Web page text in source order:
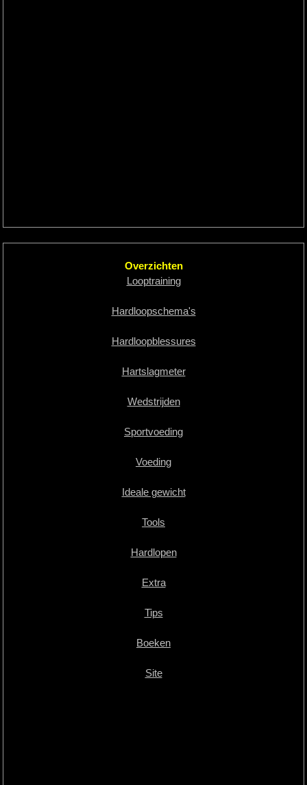
Overzichten
Looptraining
Hardloopschema's
Hardloopblessures
Hartslagmeter
Wedstrijden
Sportvoeding
Voeding
Ideale gewicht
Tools
Hardlopen
Extra
Tips
Boeken
Site